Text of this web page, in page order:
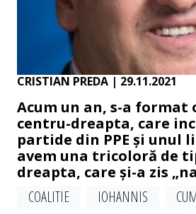
CRISTIAN PREDA | 29.11.2021
Acum un an, s-a format
centru-dreapta, care
partide din PPE și unul
avem una tricoloră de
dreapta, care și-a zis „na
COALITIE
IOHANNIS